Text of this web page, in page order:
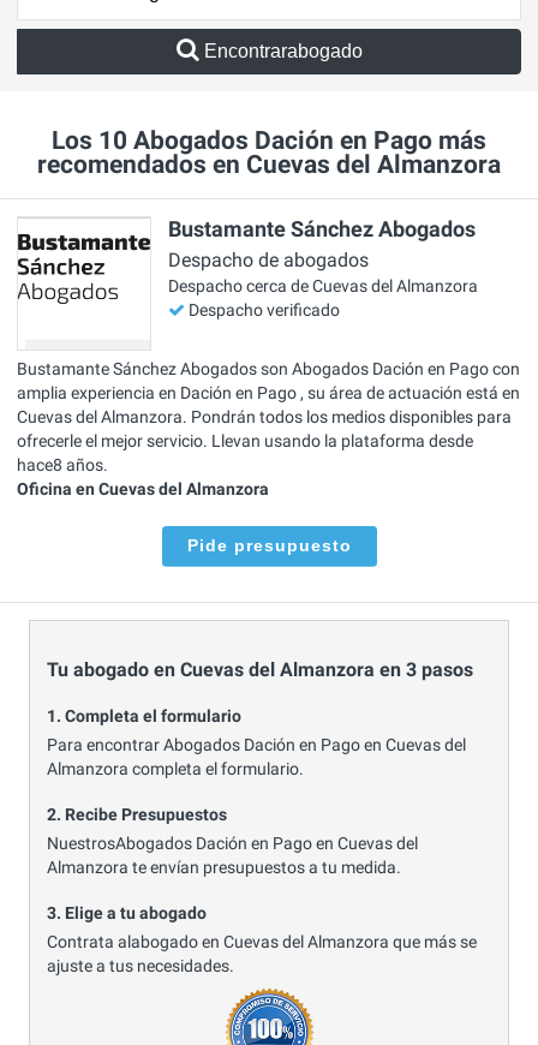
Encontrarabogado
Los 10 Abogados Dación en Pago más
recomendados en Cuevas del Almanzora
Bustamante Sánchez Abogados
Despacho de abogados
Despacho cerca de Cuevas del Almanzora
Despacho verificado
Bustamante Sánchez Abogados son Abogados Dación en Pago con
amplia experiencia en Dación en Pago , su área de actuación está en
Cuevas del Almanzora. Pondrán todos los medios disponibles para
ofrecerle el mejor servicio. Llevan usando la plataforma desde
hace8 años.
Oficina en Cuevas del Almanzora
Pide presupuesto
Tu abogado en Cuevas del Almanzora en 3 pasos
1. Completa el formulario
Para encontrar Abogados Dación en Pago en Cuevas del
Almanzora completa el formulario.
2. Recibe Presupuestos
NuestrosAbogados Dación en Pago en Cuevas del
Almanzora te envían presupuestos a tu medida.
3. Elige a tu abogado
Contrata alabogado en Cuevas del Almanzora que más se
ajuste a tus necesidades.